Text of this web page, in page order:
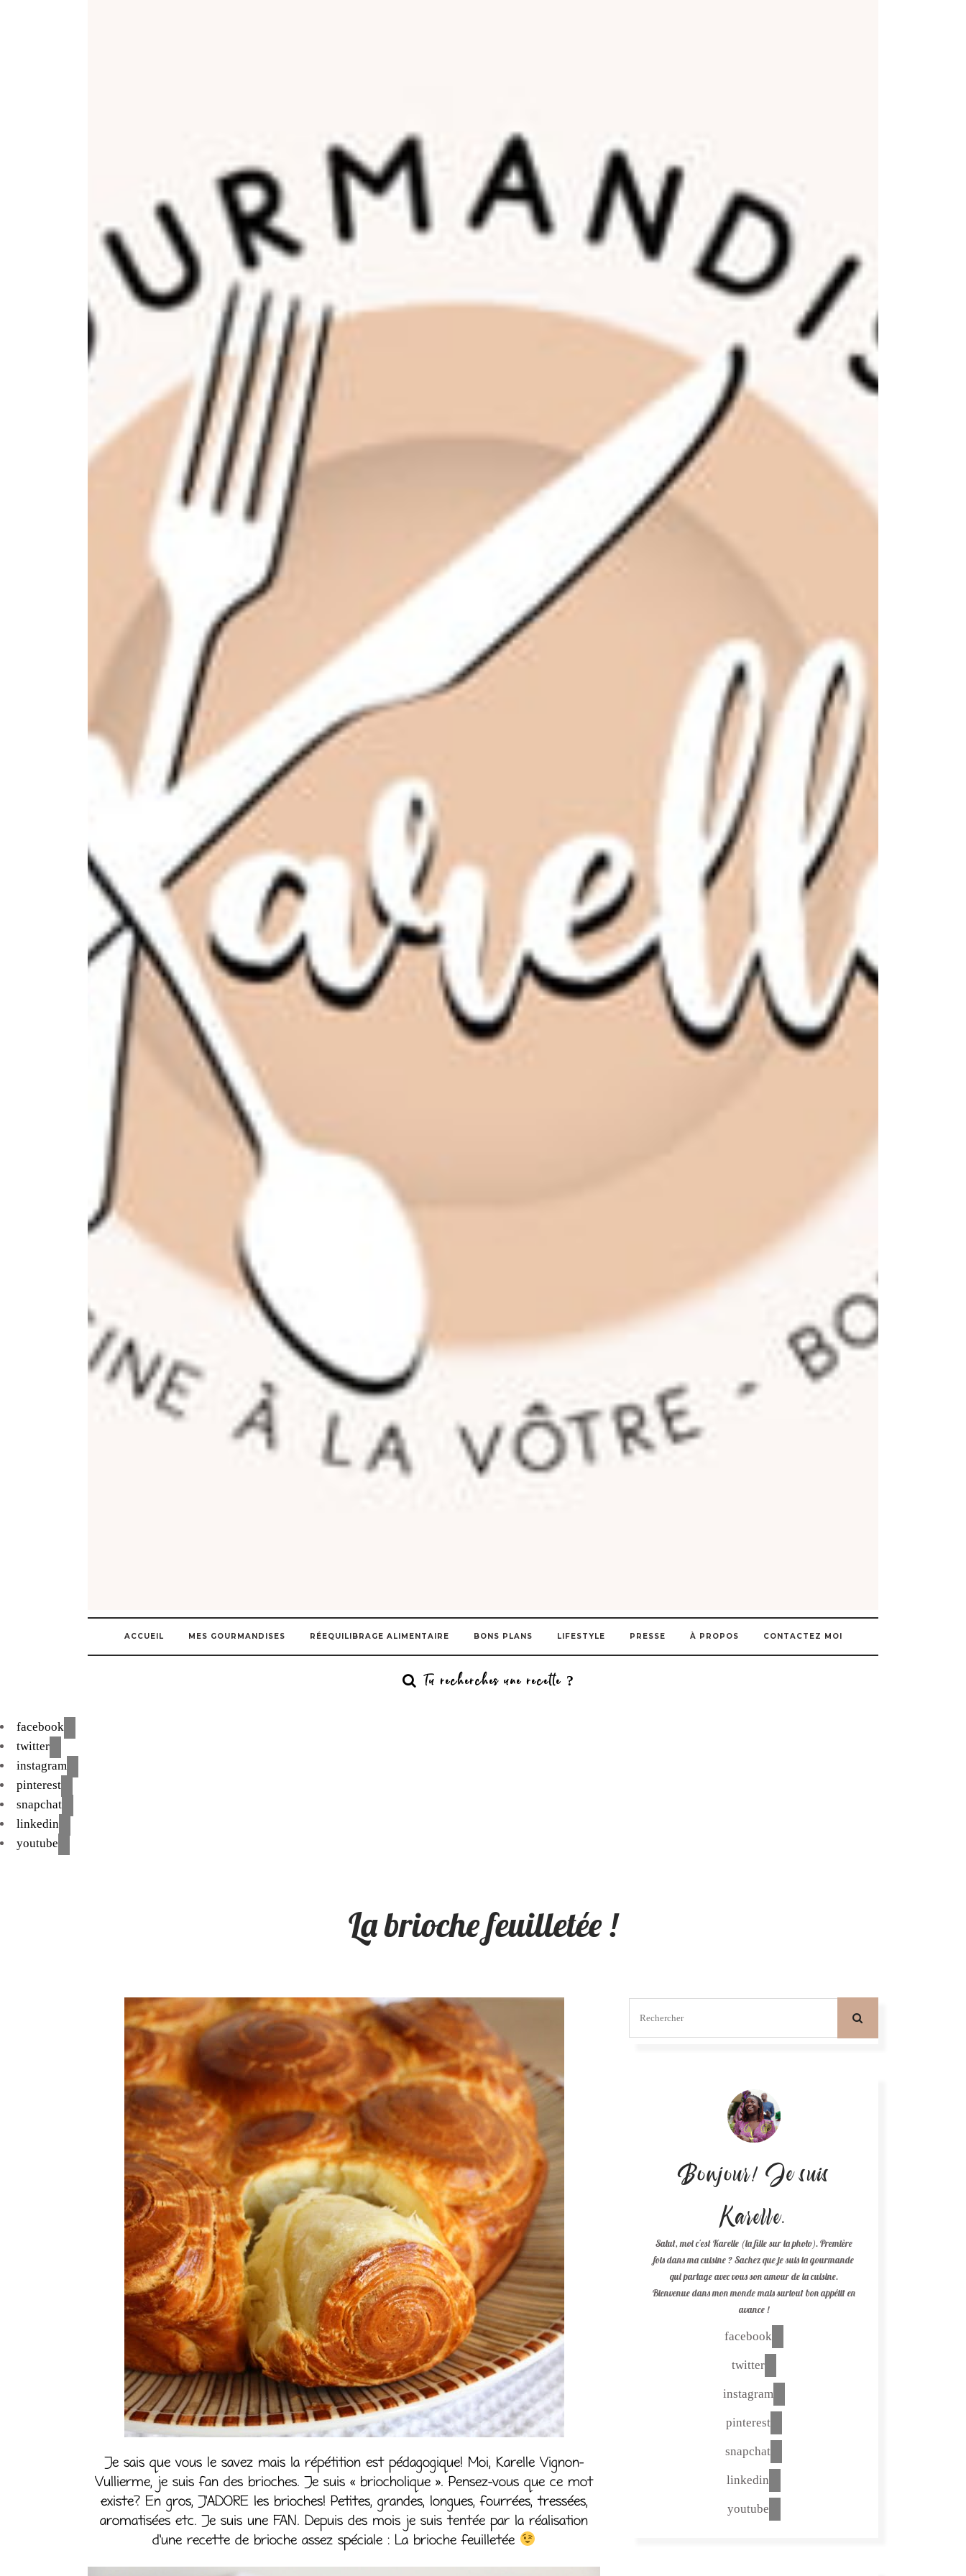
ACCUEIL MES GOURMANDISES RÉEQUILIBRAGE ALIMENTAIRE BONS PLANS LIFESTYLE PRESSE À PROPOS CONTACTEZ MOI
facebook
twitter
instagram
pinterest
snapchat
linkedin
youtube
La brioche feuilletée !
Je sais que vous le savez mais la répétition est pédagogique! Moi, Karelle Vignon-
Vullierme, je suis fan des brioches. Je suis « briocholique ». Pensez-vous que ce mot
existe? En gros, J’ADORE les brioches! Petites, grandes, longues, fourrées, tressées,
aromatisées etc. Je suis une FAN. Depuis des mois je suis tentée par la réalisation
d’une recette de brioche assez spéciale : La brioche feuilletée
Bonjour! Je suis
Karelle.
Salut, moi c'est Karelle (la fille sur la photo). Première
fois dans ma cuisine ? Sachez que je suis la gourmande
qui partage avec vous son amour de la cuisine.
Bienvenue dans mon monde mais surtout bon appétit en
avance !
facebook
twitter
instagram
pinterest
snapchat
linkedin
youtube